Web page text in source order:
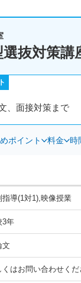
抜対策講
、面接対策まで
ポイント 料金 時
指導(1対1),映像授業
3年
文
くはお問い合わせくだ